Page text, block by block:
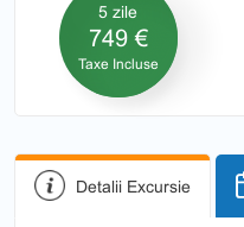
5 zile
749 €
Taxe Incluse
Detalii Excursie